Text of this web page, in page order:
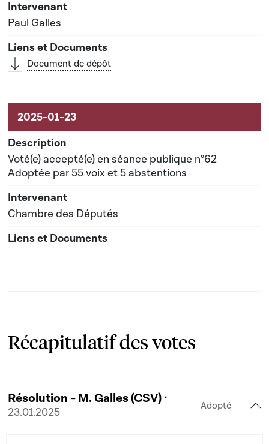
Paul Galles
Document de dépôt
Voté(e) accepté(e) en séance publique n°62
Adoptée par 55 voix et 5 abstentions
Chambre des Députés
Récapitulatif des votes
Résolution - M. Galles (CSV) ·
23.01.2025
Adopté